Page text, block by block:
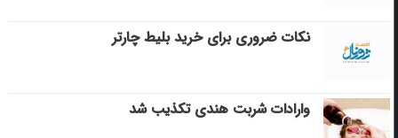
نکات ضروری برای خرید بلیط چارتر
وارادات شربت هندی تکذیب شد